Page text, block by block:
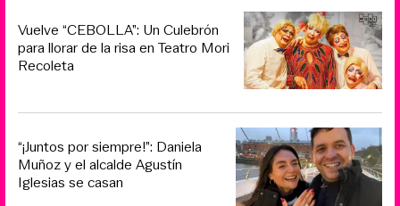
Vuelve “CEBOLLA”: Un Culebrón
para llorar de la risa en Teatro Mori
Recoleta
“¡Juntos por siempre!”: Daniela
Muñoz y el alcalde Agustín
Iglesias se casan